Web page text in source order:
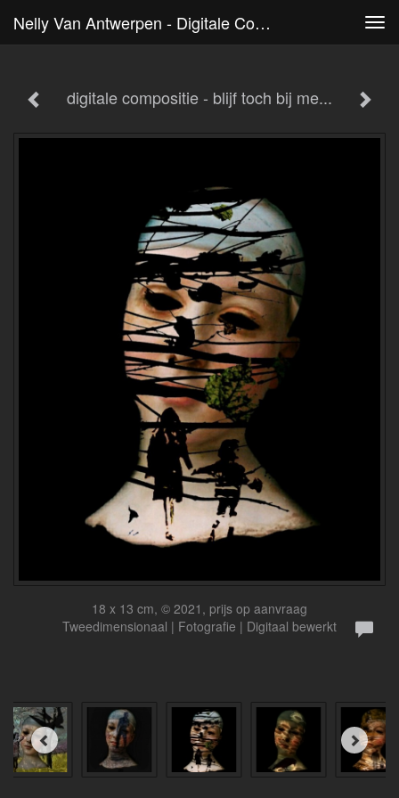
Nelly Van Antwerpen - Digitale Compositie - Blijf Toch Bij Me...
digitale compositie - blijf toch bij me...
18 x 13 cm, © 2021, prijs op aanvraag
Tweedimensionaal | Fotografie | Digitaal bewerkt